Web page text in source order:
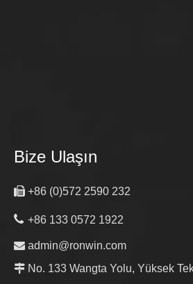
Bize Ulaşın
 +86 (0)572 2590 232
 +86 133 0572 1922
 admin@ronwin.com
 No. 133 Wangta Yolu, Yüksek